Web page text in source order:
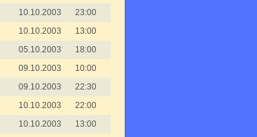
10.10.2003
23:00
10.10.2003
13:00
05.10.2003
18:00
09.10.2003
10:00
09.10.2003
22:30
10.10.2003
22:00
10.10.2003
13:00